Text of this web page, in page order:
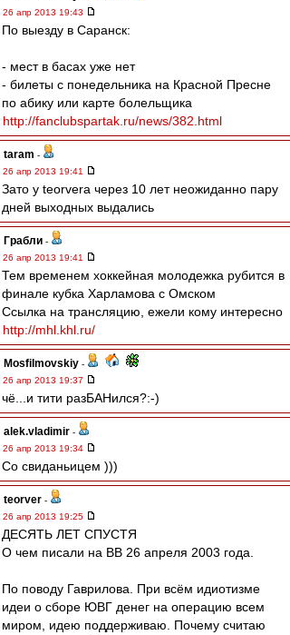
26 апр 2013 19:43
По выезду в Саранск:
- мест в басах уже нет
- билеты с понедельника на Красной Пресне
по абику или карте болельщика
http://fanclubspartak.ru/news/382.html
taram -
26 апр 2013 19:41
Зато у teorverа через 10 лет неожиданно пару
дней выходных выдались
Грабли -
26 апр 2013 19:41
Тем временем хоккейная молодежка рубится в
финале кубка Харламова с Омском
Ссылка на трансляцию, ежели кому интересно
http://mhl.khl.ru/
Mosfilmovskiy -
26 апр 2013 19:37
чё...и тити разБАНился?:-)
alek.vladimir -
26 апр 2013 19:34
Со свиданьицем )))
teorver -
26 апр 2013 19:25
ДЕСЯТЬ ЛЕТ СПУСТЯ
О чем писали на ВВ 26 апреля 2003 года.
По поводу Гаврилова. При всём идиотизме
идеи о сборе ЮВГ денег на операцию всем
миром, идею поддерживаю. Почему считаю